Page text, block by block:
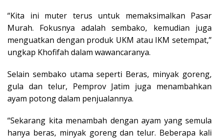
“Kita ini muter terus untuk memaksimalkan Pasar
Murah. Fokusnya adalah sembako, kemudian juga
menguatkan dengan produk UKM atau IKM setempat,”
ungkap Khofifah dalam wawancaranya.
Selain sembako utama seperti Beras, minyak goreng,
gula dan telur, Pemprov Jatim juga menambahkan
ayam potong dalam penjualannya.
“Sekarang kita menambah dengan ayam yang semula
hanya beras, minyak goreng dan telur. Beberapa kali